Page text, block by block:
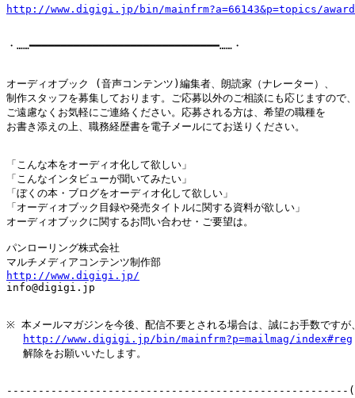
http://www.digigi.jp/bin/mainfrm?a=66143&p=topics/
・……━━━━━━━━━━━━━━━━━━━━━━━━━━━━━━……・
オーディオブック (音声コンテンツ)編集者、朗読家（ナレーター）、
制作スタッフを募集しております。ご応募以外のご相談にも応じますので
ご遠慮なくお気軽にご連絡ください。応募される方は、希望の職種を
お書き添えの上、職務経歴書を電子メールにてお送りください。
「こんな本をオーディオ化して欲しい」
「こんなインタビューが聞いてみたい」
「ぼくの本・ブログをオーディオ化して欲しい」
「オーディオブック目録や発売タイトルに関する資料が欲しい」
オーディオブックに関するお問い合わせ・ご要望は。
パンローリング株式会社
http://www.digigi.jp/
info@digigi.jp
※ 本メールマガジンを今後、配信不要とされる場合は、誠にお手数ですが
http://www.digigi.jp/bin/mainfrm?p=mailmag/index#reg
解除をお願いいたします。
------------------------------------------------------(C)